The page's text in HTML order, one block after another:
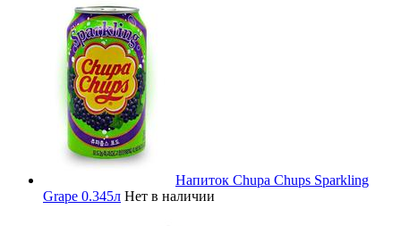
Напиток Chupa Chups Sparkling
Grape 0.345л Нет в наличии